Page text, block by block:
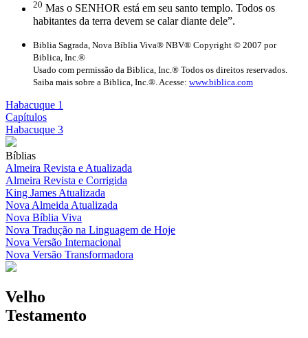
20 Mas o SENHOR está em seu santo templo. Todos os
habitantes da terra devem se calar diante dele”.
Biblia Sagrada, Nova Bíblia Viva® NBV® Copyright © 2007 por
Biblica, Inc.®
Usado com permissão da Biblica, Inc.® Todos os direitos reservados.
Saiba mais sobre a Biblica, Inc.®. Acesse: www.biblica.com
Habacuque 1
Capítulos
Habacuque 3
Bíblias
Almeira Revista e Atualizada
Almeira Revista e Corrigida
King James Atualizada
Nova Almeida Atualizada
Nova Bíblia Viva
Nova Tradução na Linguagem de Hoje
Nova Versão Internacional
Nova Versão Transformadora
Velho
Testamento